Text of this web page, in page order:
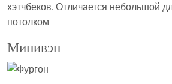
хэтчбеков. Отличается небольшой
потолком.
Минивэн